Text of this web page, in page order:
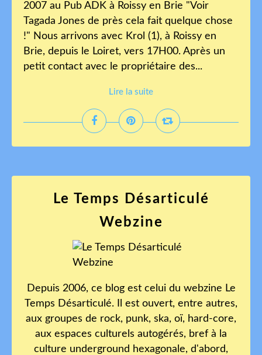
2007 au Pub ADK à Roissy en Brie "Voir
Tagada Jones de près cela fait quelque chose
!" Nous arrivons avec Krol (1), à Roissy en
Brie, depuis le Loiret, vers 17H00. Après un
petit contact avec le propriétaire des...
Lire la suite
Le Temps Désarticulé
Webzine
Depuis 2006, ce blog est celui du webzine Le
Temps Désarticulé. Il est ouvert, entre autres,
aux groupes de rock, punk, ska, oï, hard-core,
aux espaces culturels autogérés, bref à la
culture underground hexagonale, d'abord,